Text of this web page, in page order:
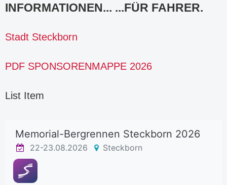
INFORMATIONEN... ...FÜR FAHRER.
Stadt Steckborn
PDF SPONSORENMAPPE 2026
List Item